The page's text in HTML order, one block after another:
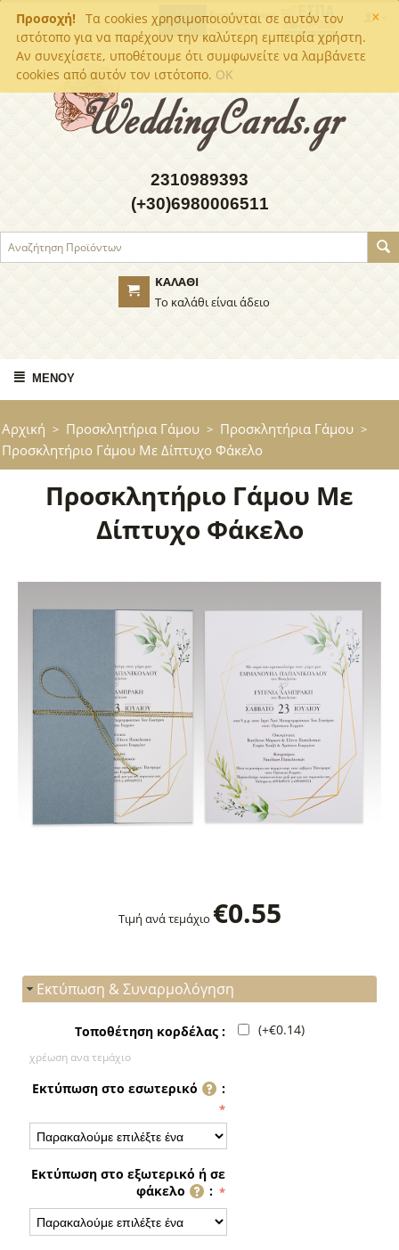
×
Προσοχή!
Τα cookies χρησιμοποιούνται σε αυτόν τον
ιστότοπο για να παρέχουν την καλύτερη εμπειρία χρήστη.
Αν συνεχίσετε, υποθέτουμε ότι συμφωνείτε να λαμβάνετε
cookies από αυτόν τον ιστότοπο. OK
2310989393
(+30)6980006511
ΚΑΛΆΘΙ
Το καλάθι είναι άδειο
ΜΕΝΟΎ
Αρχική > Προσκλητήρια Γάμου > Προσκλητήρια Γάμου >
Προσκλητήριο Γάμου Με Δίπτυχο Φάκελο
Προσκλητήριο Γάμου Με
Δίπτυχο Φάκελο
Τιμή ανά τεμάχιο €0.55
Εκτύπωση & Συναρμολόγηση
Τοποθέτηση κορδέλας : (+€0.14)
χρέωση ανα τεμάχιο
Εκτύπωση στο εσωτερικό :
Εκτύπωση στο εξωτερικό ή σε
φάκελο
: